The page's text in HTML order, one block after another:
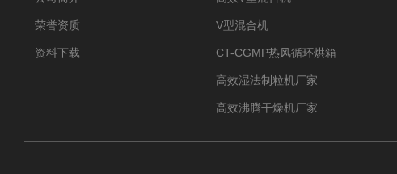
荣誉资质
资料下载
V型混合机
CT-CGMP热风循环烘箱
高效湿法制粒机厂家
高效沸腾干燥机厂家